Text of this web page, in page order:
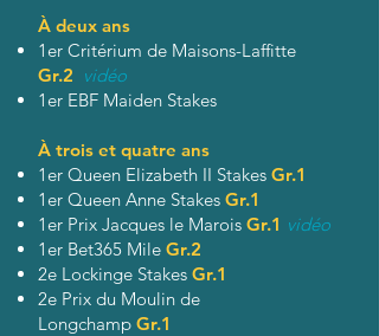
À deux ans
1er Critérium de Maisons-Laffitte
Gr.2 vidéo
1er EBF Maiden Stakes
À trois et quatre ans
1er Queen Elizabeth II Stakes Gr.1
1er Queen Anne Stakes Gr.1
1er Prix Jacques le Marois Gr.1 vidéo
1er Bet365 Mile Gr.2
2e Lockinge Stakes Gr.1
2e Prix du Moulin de
Longchamp Gr.1